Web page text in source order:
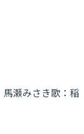
馬瀬みさき歌： 稲